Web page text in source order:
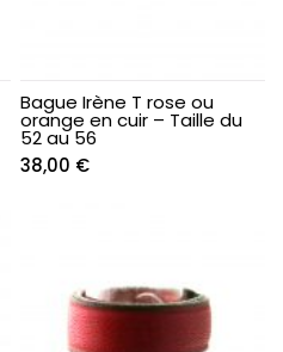
Bague Irène T rose ou
orange en cuir – Taille du
52 au 56
38,00 €